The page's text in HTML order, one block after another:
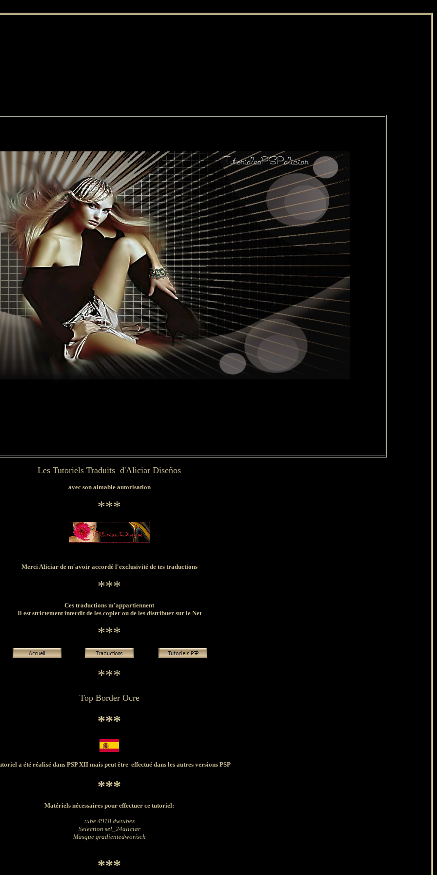
Les Tutoriels Traduits d'Aliciar Diseños
avec son aimable autorisation
***
Merci Aliciar de m'avoir accordé l'exclusivité de tes traductions
***
Ces traductions m'appartiennent
Il est strictement interdit de les copier ou de les distribuer sur le Net
***
***
Top Border Ocre
***
a été réalisé dans PSP XII mais peut être effectué dans les autres versions PSP
***
Matériels nécessaires pour effectuer ce tutoriel:
tube 4918 dwtubes
Selection sel_24aliciar
Masque gradientedworisch
***